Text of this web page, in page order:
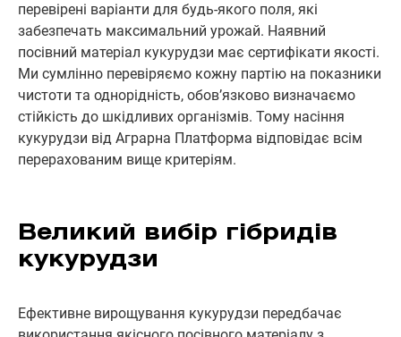
перевірені варіанти для будь-якого поля, які
забезпечать максимальний урожай. Наявний
посівний матеріал кукурудзи має сертифікати якості.
Ми сумлінно перевіряємо кожну партію на показники
чистоти та однорідність, обов’язково визначаємо
стійкість до шкідливих організмів. Тому насіння
кукурудзи від Аграрна Платформа відповідає всім
перерахованим вище критеріям.
Великий вибір гібридів
кукурудзи
Ефективне вирощування кукурудзи передбачає